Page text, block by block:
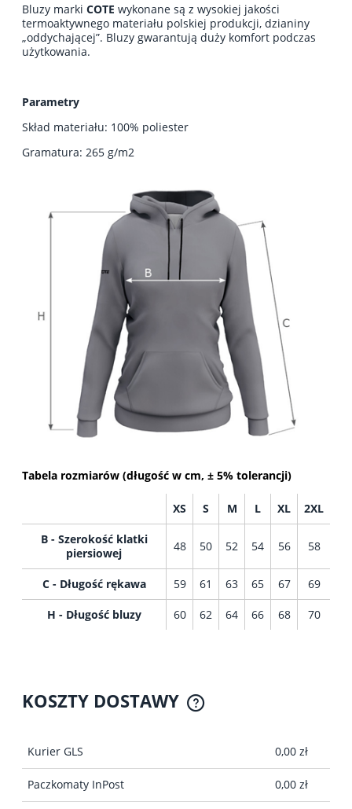
Bluzy marki COTE wykonane są z wysokiej jakości
termoaktywnego materiału polskiej produkcji, dzianiny
„oddychającej”. Bluzy gwarantują duży komfort podczas
użytkowania.
Parametry
Skład materiału: 100% poliester
Gramatura: 265 g/m2
Tabela rozmiarów (długość w cm, ± 5% tolerancji)
XS S M L XL 2XL
B - Szerokość klatki
piersiowej
48 50 52 54 56 58
C - Długość rękawa 59 61 63 65 67 69
H - Długość bluzy 60 62 64 66 68 70
KOSZTY DOSTAWY
CENA NIE ZAWIERA EWENTUALNYCH KOSZTÓW
Kurier GLS 0,00 zł
Paczkomaty InPost 0,00 zł